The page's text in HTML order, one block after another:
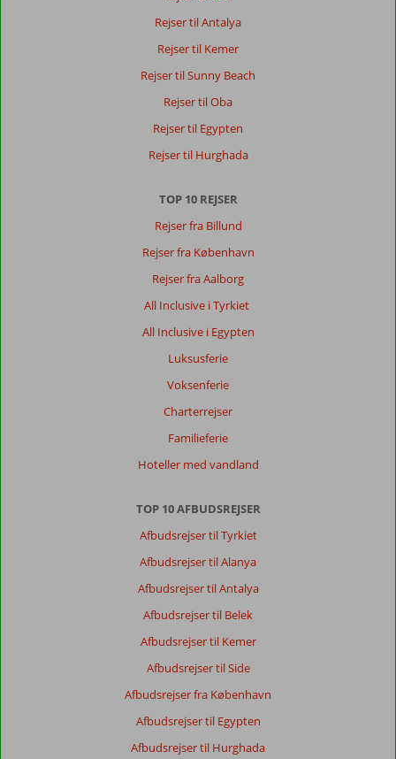
Rejser til Antalya
Rejser til Kemer
Rejser til Sunny Beach
Rejser til Oba
Rejser til Egypten
Rejser til Hurghada
TOP 10 REJSER
Rejser fra Billund
Rejser fra København
Rejser fra Aalborg
All Inclusive i Tyrkiet
All Inclusive i Egypten
Luksusferie
Voksenferie
Charterrejser
Familieferie
Hoteller med vandland
TOP 10 AFBUDSREJSER
Afbudsrejser til Tyrkiet
Afbudsrejser til Alanya
Afbudsrejser til Antalya
Afbudsrejser til Belek
Afbudsrejser til Kemer
Afbudsrejser til Side
Afbudsrejser fra København
Afbudsrejser til Egypten
Afbudsrejser til Hurghada